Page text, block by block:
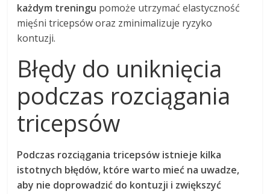
każdym treningu pomoże utrzymać elastyczność
mięśni tricepsów oraz zminimalizuje ryzyko
kontuzji.
Błędy do uniknięcia
podczas rozciągania
tricepsów
Podczas rozciągania tricepsów istnieje kilka
istotnych błędów, które warto mieć na uwadze,
aby nie doprowadzić do kontuzji i zwiększyć